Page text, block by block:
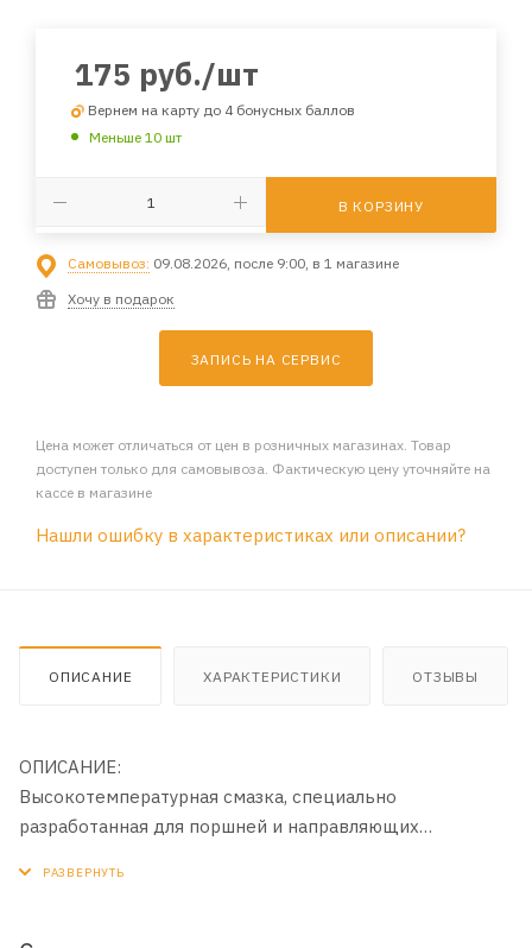
175 руб./шт
Вернем на карту до 4 бонусных баллов
Меньше 10 шт
В КОРЗИНУ
Самовывоз: 09.08.2026, после 9:00, в 1 магазине
Хочу в подарок
ЗАПИСЬ НА СЕРВИС
Цена может отличаться от цен в розничных магазинах. Товар
доступен только для самовывоза. Фактическую цену уточняйте на
кассе в магазине
Нашли ошибку в характеристиках или описании?
ОПИСАНИЕ ХАРАКТЕРИСТИКИ ОТЗЫВЫ
ОПИСАНИЕ:
Высокотемпературная смазка, специально
разработанная для поршней и направляющих